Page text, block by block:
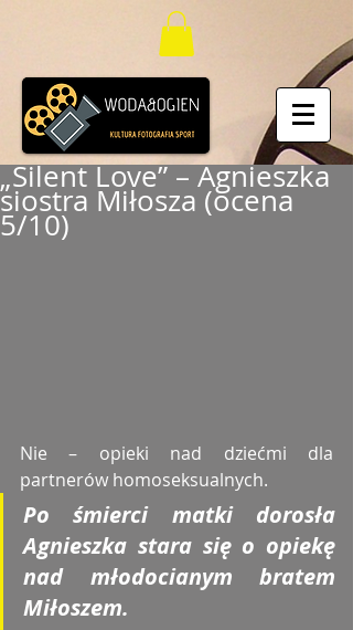
„Silent Love” – Agnieszka
siostra Miłosza (ocena
5/10)
Nie – opieki nad dziećmi dla
partnerów homoseksualnych.
Po śmierci matki dorosła
Agnieszka stara się o opiekę
nad młodocianym bratem
Miłoszem.